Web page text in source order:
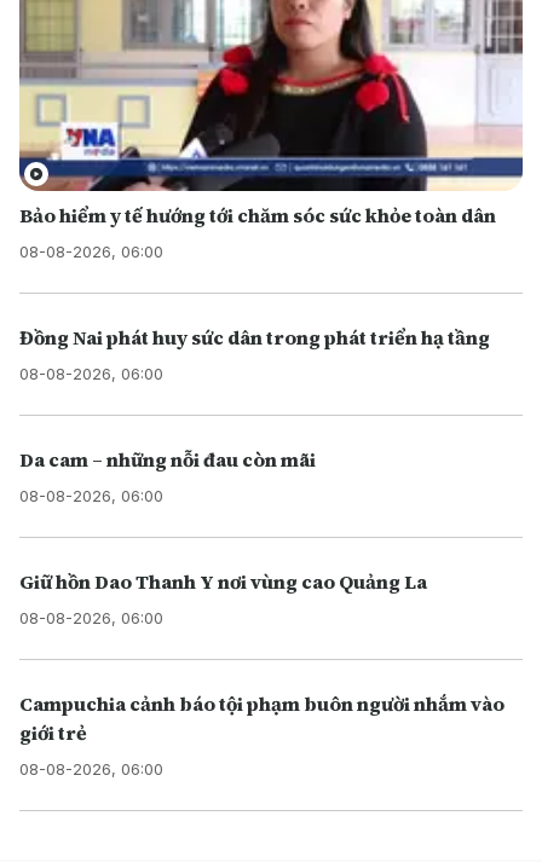
Bảo hiểm y tế hướng tới chăm sóc sức khỏe toàn dân
08-08-2026, 06:00
Đồng Nai phát huy sức dân trong phát triển hạ tầng
08-08-2026, 06:00
Da cam – những nỗi đau còn mãi
08-08-2026, 06:00
Giữ hồn Dao Thanh Y nơi vùng cao Quảng La
08-08-2026, 06:00
Campuchia cảnh báo tội phạm buôn người nhắm vào
giới trẻ
08-08-2026, 06:00